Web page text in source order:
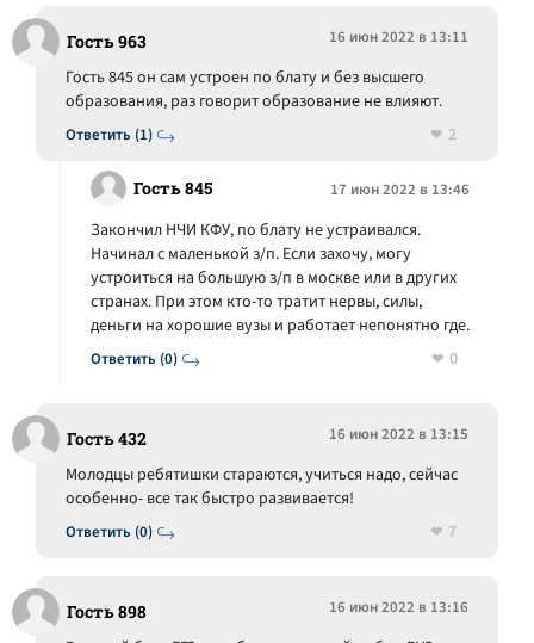
Гость 963 16 июн 2022 в 13:11
Ответить (1)
Гость 845 он сам устроен по блату и без высшего
образования, раз говорит образование не влияют.
2
Гость 845 17 июн 2022 в 13:46
Ответить (0)
Закончил НЧИ КФУ, по блату не устраивался.
Начинал с маленькой з/п. Если захочу, могу
устроиться на большую з/п в москве или в других
странах. При этом кто-то тратит нервы, силы,
деньги на хорошие вузы и работает непонятно где.
0
Гость 432 16 июн 2022 в 13:15
Ответить (0)
Молодцы ребятишки стараются, учиться надо, сейчас
особенно- все так быстро развивается!
7
Гость 898 16 июн 2022 в 13:16